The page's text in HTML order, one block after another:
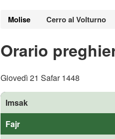
Molise Cerro al Volturno
Orario
Giovedì 21 Safar 1448
Imsak
Fajr